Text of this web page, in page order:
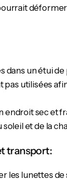
dans un étui
pas utilisées
endroit sec et
et de la
transport:
les lunettes